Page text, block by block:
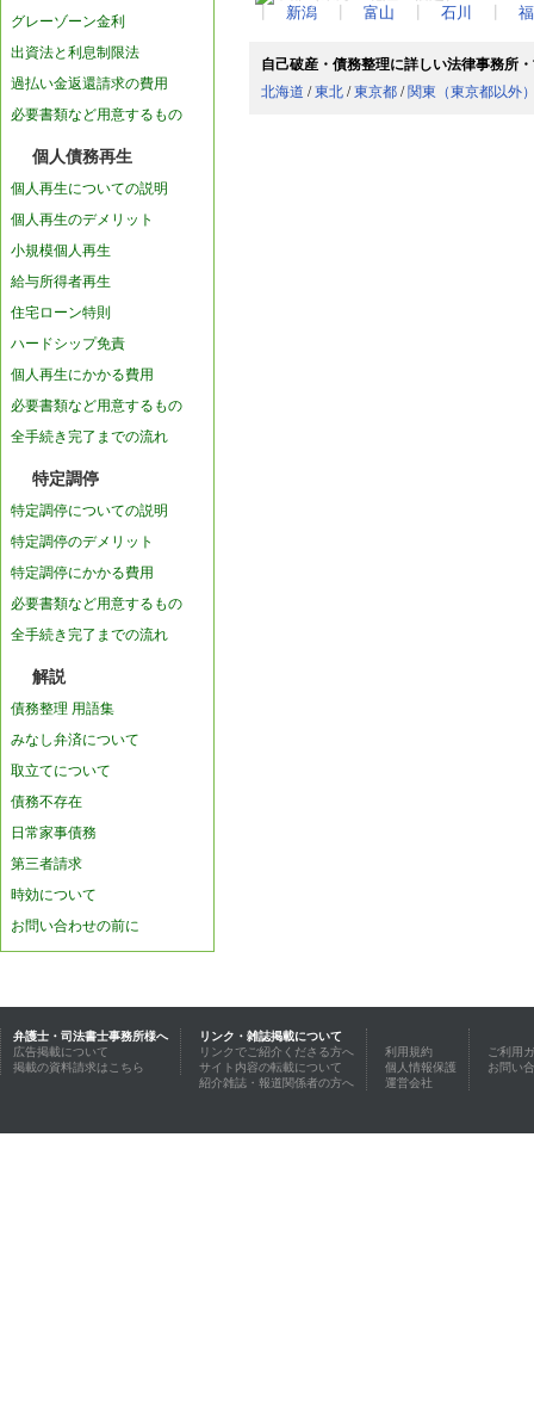
グレーゾーン金利
出資法と利息制限法
過払い金返還請求の費用
必要書類など用意するもの
個人債務再生
個人再生についての説明
個人再生のデメリット
小規模個人再生
給与所得者再生
住宅ローン特則
ハードシップ免責
個人再生にかかる費用
必要書類など用意するもの
全手続き完了までの流れ
特定調停
特定調停についての説明
特定調停のデメリット
特定調停にかかる費用
必要書類など用意するもの
全手続き完了までの流れ
解説
債務整理 用語集
みなし弁済について
取立てについて
債務不存在
日常家事債務
第三者請求
時効について
お問い合わせの前に
新潟 富山 石川
自己破産・債務整理に詳しい法律事務所
北海道 /東北 /東京都 / 関東（東京都以外
弁護士・司法書士事務所様へ
広告掲載について
掲載の資料請求はこちら
リンク・雑誌掲載について
リンクでご紹介くださる方へ
サイト内容の転載について
紹介雑誌・報道関係者の方へ
利用規約
個人情報保護
運営会社
ご利用
お問い